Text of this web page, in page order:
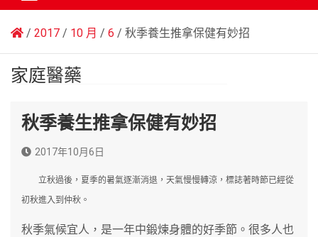
2017 10 月 6 秋季養生推拿保健有妙招
家庭醫藥
秋季養生推拿保健有妙招
2017年10月6日
立秋過後，夏季的暑氣逐漸消退，天氣慢慢轉涼，標誌著時節已經從
初秋進入到仲秋。
秋季氣候宜人，是一年中鍛煉身體的好季節。很多人也